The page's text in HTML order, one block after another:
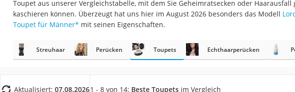
Eiweißpulver
Magnesiumpräparat
Nackenmassagegerät
leichter Haartrockner
Toupet aus unserer Vergleichstabelle, mit dem Sie Geheimratsecken oder Haarausfall
kaschieren können. Überzeugt hat uns hier im August 2026 besonders das Modell
Toupet für Männer* mit seinen Eigenschaften.
Streuhaar Perücken Toupets Echthaarperücken
Aktualisiert: 07.08.20261 - 8 von 14: Beste Toupets im Vergleich